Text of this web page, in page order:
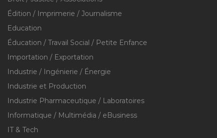
Édition / Imprimerie / Journalisme
Education
Éducation / Travail Social / Petite Enfance
Importation / Exportation
Industrie / Ingénierie / Énergie
Industrie et Production
Industrie Pharmaceutique / Laboratoires
Informatique / Multimédia / eBusiness
IT & Tech